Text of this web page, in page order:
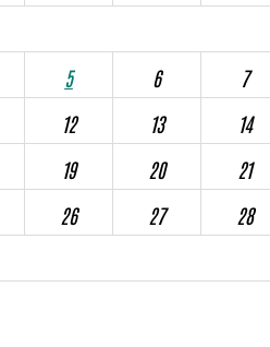
5 6 7
12 13 14
19 20 21
26 27 28